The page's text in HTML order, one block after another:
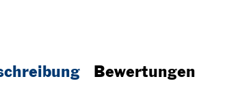
Bewertungen